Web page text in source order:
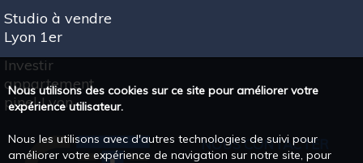
Studio à vendre
Lyon 1er
Investir
appartement
pinel Lyon
NOUS CONTACTER
Nous utilisons des cookies sur ce site pour améliorer votre
expérience utilisateur.
Nous les utilisons avec d'autres technologies de suivi pour
améliorer votre expérience de navigation sur notre site, pour